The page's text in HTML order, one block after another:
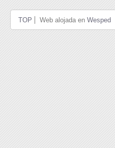
TOP Web alojada en Wesped